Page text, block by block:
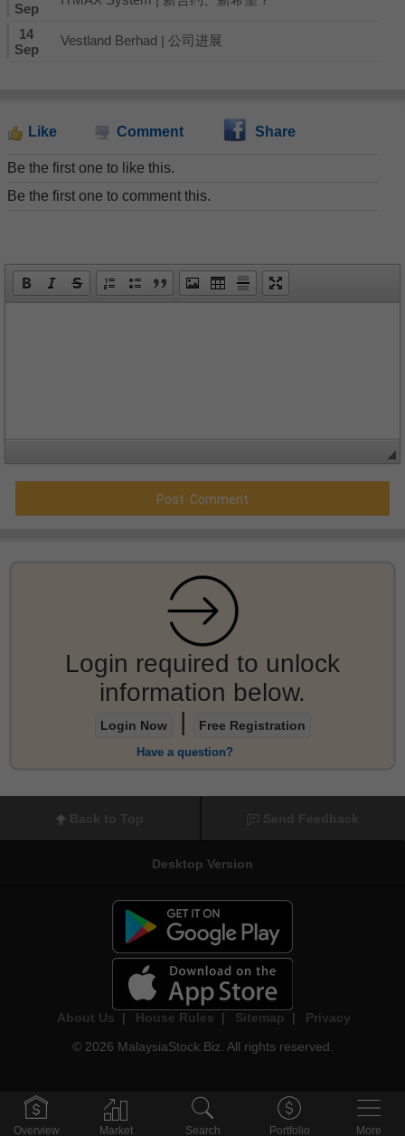
Sep
14
Sep
Vestland Berhad | 公司进展
Like Comment Share
Be the first one to like this.
Be the first one to comment this.
Login required to unlock
information below.
Login Now Free Registration
Have a question?
Desktop Version
About Us | House Rules | Sitemap |
Privacy
© 2026 MalaysiaStock.Biz. All rights reserved.
Overview Market Search Portfolio More